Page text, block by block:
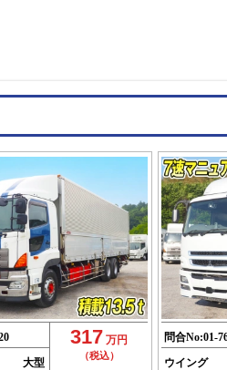
大型
317 万円
（税込）
問合No:01-
ウイング